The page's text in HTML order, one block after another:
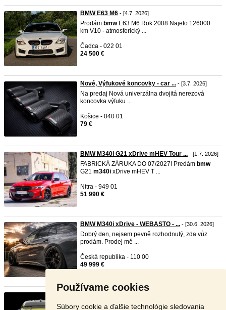
Používame cookies
Súbory cookie a ďalšie technológie sledovania
BMW E63 M6 - [4.7. 2026]
Prodám bmwE63 M6 Rok 2008 Najeto 126000
km V10 - atmosferický ...
Čadca - 022 01
24 500 €
Nové, Výfukové koncovky - car ... - [3.7. 2026]
Na predaj Nová univerzálna dvojitá nerezová
koncovka výfuku ...
Košice - 040 01
79 €
BMW M340i G21 xDrive mHEV Tour ... - [1.7. 2026]
FABRICKÁ ZÁRUKA DO 07/2027! Predám bmw
G21 m340i xDrive mHEV T ...
Nitra - 949 01
51 990 €
BMW M340i xDrive - WEBASTO - ... - [30.6. 2026]
Dobrý den, nejsem pevně rozhodnutý, zda vůz
prodám. Prodej mě ...
Česká republika - 110 00
49 999 €
Akrapovič Rear Wing (Carbon) WI-BM/CA/1/G s